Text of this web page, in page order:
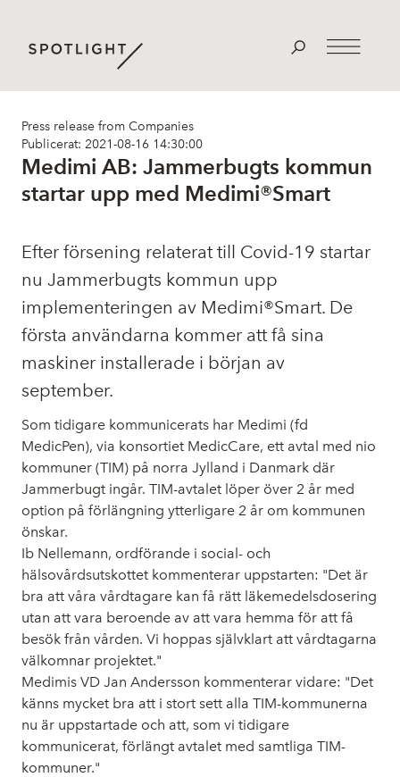
Press release from Companies
Publicerat: 2021-08-16 14:30:00
Medimi AB: Jammerbugts kommun
startar upp med Medimi®Smart
Efter försening relaterat till Covid-19 startar
nu Jammerbugts kommun upp
implementeringen av Medimi®Smart. De
första användarna kommer att få sina
maskiner installerade i början av
september.
Som tidigare kommunicerats har Medimi (fd
MedicPen), via konsortiet MedicCare, ett avtal med nio
kommuner (TIM) på norra Jylland i Danmark där
Jammerbugt ingår. TIM-avtalet löper över 2 år med
option på förlängning ytterligare 2 år om kommunen
önskar.
Ib Nellemann, ordförande i social- och
hälsovårdsutskottet kommenterar uppstarten: "Det är
bra att våra vårdtagare kan få rätt läkemedelsdosering
utan att vara beroende av att vara hemma för att få
besök från vården. Vi hoppas självklart att vårdtagarna
välkomnar projektet."
Medimis VD Jan Andersson kommenterar vidare: "Det
känns mycket bra att i stort sett alla TIM-kommunerna
nu är uppstartade och att, som vi tidigare
kommunicerat, förlängt avtalet med samtliga TIM-
kommuner."